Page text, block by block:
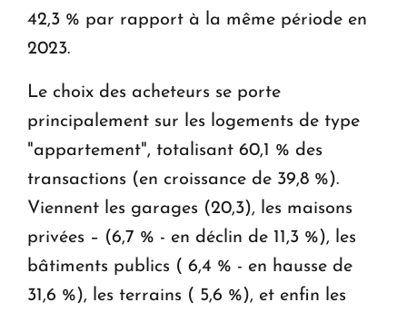
42,3 % par rapport à la même période en
2023.
Le choix des acheteurs se porte
principalement sur les logements de type
"appartement", totalisant 60,1 % des
transactions (en croissance de 39,8 %).
Viennent les garages (20,3), les maisons
privées – (6,7 % - en déclin de 11,3 %), les
bâtiments publics ( 6,4 % - en hausse de
31,6 %), les terrains ( 5,6 %), et enfin les